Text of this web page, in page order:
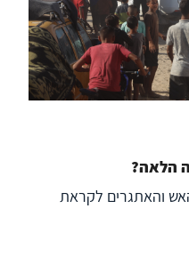
הלאה?
והאתגרים לקראת